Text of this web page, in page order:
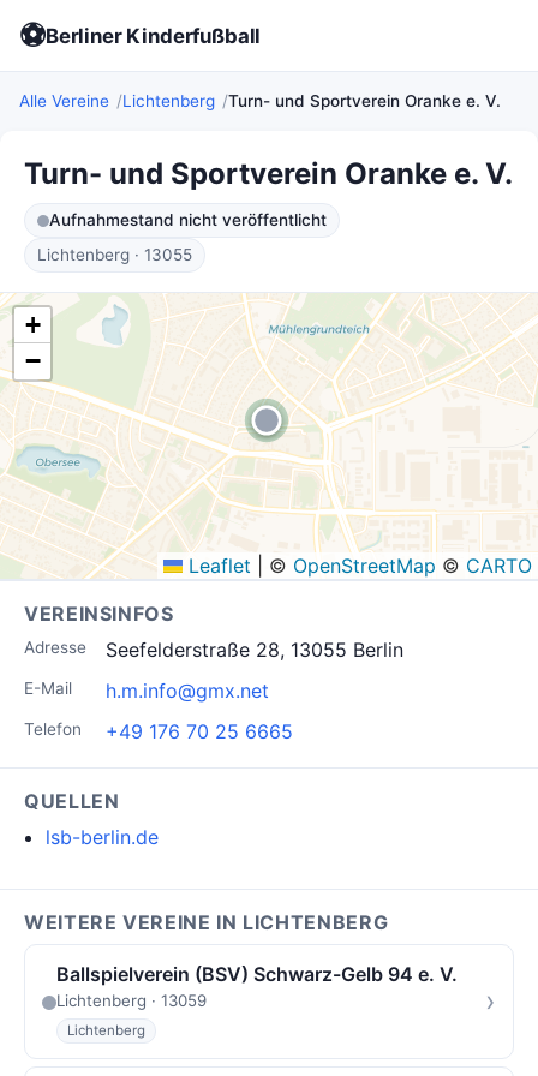
⚽Berliner Kinderfußball
Alle Vereine Lichtenberg Turn- und Sportverein Oranke e. V.
Turn- und Sportverein Oranke e. V.
Aufnahmestand nicht veröffentlicht
Lichtenberg · 13055
+
−
Leaflet © OpenStreetMap © CARTO
VEREINSINFOS
Adresse Seefelderstraße 28, 13055 Berlin
E-Mail h.m.info@gmx.net
Telefon +49 176 70 25 6665
QUELLEN
lsb-berlin.de
WEITERE VEREINE IN LICHTENBERG
Ballspielverein (BSV) Schwarz-Gelb 94 e. V.
Lichtenberg · 13059
Lichtenberg
›